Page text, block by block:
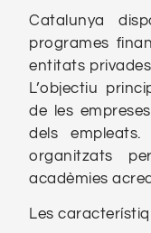
Catalunya
programes
entitats
L’objectiu
de les
dels
organitzats
acadèmies
Les